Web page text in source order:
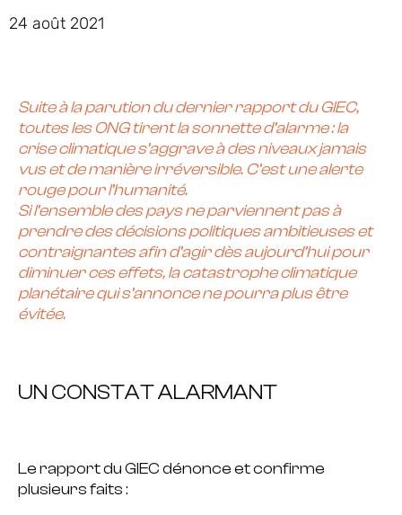
24 août 2021
Suite à la parution du dernier rapport du GIEC,
toutes les ONG tirent la sonnette d’alarme : la
crise climatique s’aggrave à des niveaux jamais
vus et de manière irréversible. C’est une alerte
rouge pour l’humanité.
Si l’ensemble des pays ne parviennent pas à
prendre des décisions politiques ambitieuses et
contraignantes afin d’agir dès aujourd’hui pour
diminuer ces effets, la catastrophe climatique
planétaire qui s’annonce ne pourra plus être
évitée.
UN CONSTAT ALARMANT
Le rapport du GIEC dénonce et confirme
plusieurs faits :